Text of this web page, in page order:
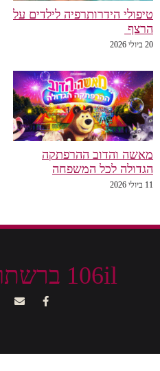
טיפולי הידרותרפיה לילדים על
הרצף
20 ביולי 2026
מאשה והדוב ההרפתקה
הגדולה לכל המשפחה
11 ביולי 2026
106il ברשתות חברתיות